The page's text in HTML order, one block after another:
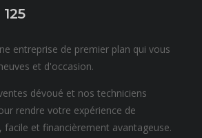
entreprise de premier plan qui vous
et d'occasion.
dévoué et nos techniciens
rendre votre expérience de
facile et financièrement avantageuse.